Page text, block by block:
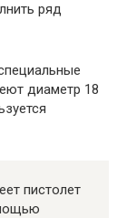
ряд
диаметр 18
пистолет